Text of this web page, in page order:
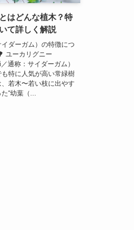
はどんな植木？特
て詳しく解説
ダーガム）の特徴につ
ユーカリグニー
通称：サイダーガム）
特に人気が高い常緑樹
若木〜若い枝に出やす
“幼葉（...